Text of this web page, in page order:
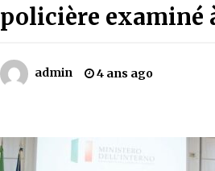
Mythes et croyances /
Un conte targui/
policière examiné
admin 4 ans ago